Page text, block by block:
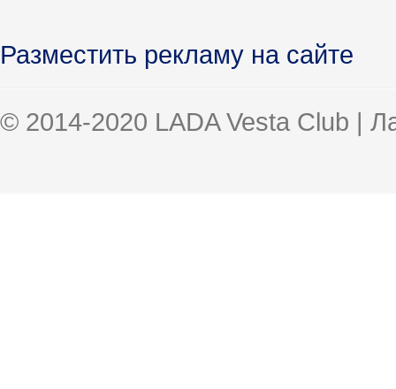
Разместить рекламу на сайте
© 2014-2020 LADA Vesta Club |